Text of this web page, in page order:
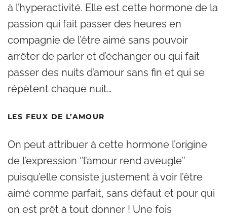
à l’hyperactivité. Elle est cette hormone de la
passion qui fait passer des heures en
compagnie de l’être aimé sans pouvoir
arrêter de parler et d’échanger ou qui fait
passer des nuits d’amour sans fin et qui se
répètent chaque nuit…
LES FEUX DE L’AMOUR
On peut attribuer à cette hormone l’origine
de l’expression ‘’l’amour rend aveugle’’
puisqu’elle consiste justement à voir l’être
aimé comme parfait, sans défaut et pour qui
on est prêt à tout donner ! Une fois